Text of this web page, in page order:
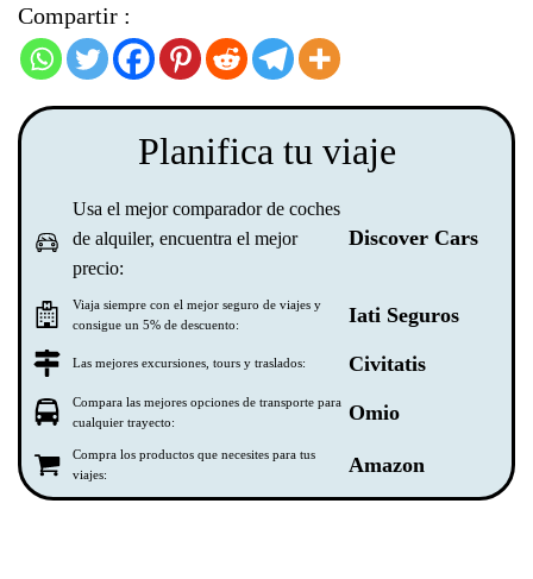
Compartir :
Planifica tu viaje
Usa el mejor comparador de coches
de alquiler, encuentra el mejor
precio:
Discover Cars
Viaja siempre con el mejor seguro de viajes y
consigue un 5% de descuento:
Iati Seguros
Las mejores excursiones, tours y traslados: Civitatis
Compara las mejores opciones de transporte para
cualquier trayecto:
Omio
Compra los productos que necesites para tus
viajes:
Amazon